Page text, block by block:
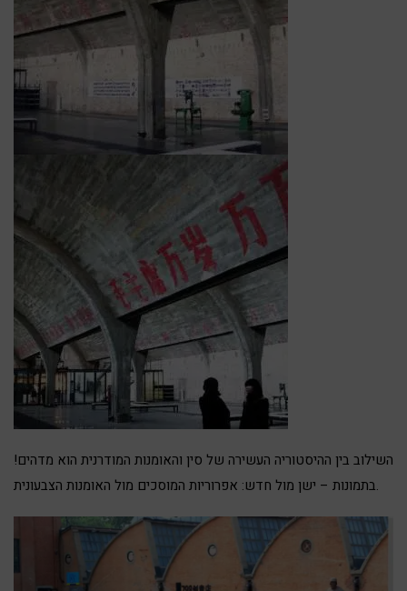
השילוב בין ההיסטוריה העשירה של סין והאומנות המודרנית הוא מדהים!
בתמונות – ישן מול חדש: אפרוריות המוסכים מול האומנות הצבעונית.